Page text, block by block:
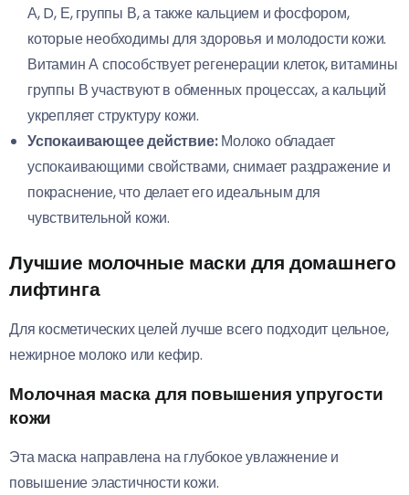
А, D, Е, группы В, а также кальцием и фосфором,
которые необходимы для здоровья и молодости кожи.
Витамин А способствует регенерации клеток, витамины
группы В участвуют в обменных процессах, а кальций
укрепляет структуру кожи.
Успокаивающее действие:Молоко обладает
успокаивающими свойствами, снимает раздражение и
покраснение, что делает его идеальным для
чувствительной кожи.
Лучшие молочные маски для домашнего
лифтинга
Для косметических целей лучше всего подходит цельное,
нежирное молоко или кефир.
Молочная маска для повышения упругости
кожи
Эта маска направлена на глубокое увлажнение и
повышение эластичности кожи.